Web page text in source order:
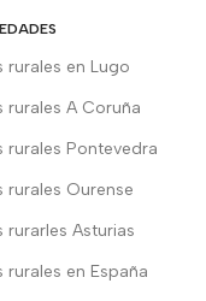
rurales en Lugo
rurales A Coruña
rurales Pontevedra
rurales Ourense
rurarles Asturias
rurales en España